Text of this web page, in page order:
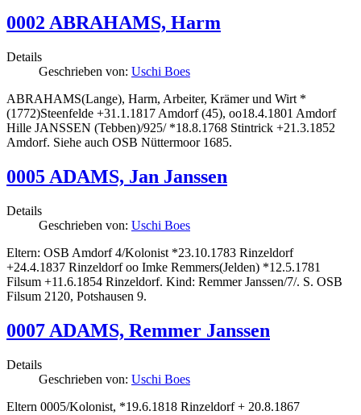
0002 ABRAHAMS, Harm
Details
Geschrieben von: Uschi Boes
ABRAHAMS(Lange), Harm, Arbeiter, Krämer und Wirt *
(1772)Steenfelde +31.1.1817 Amdorf (45), oo18.4.1801 Amdorf
Hille JANSSEN (Tebben)/925/ *18.8.1768 Stintrick +21.3.1852
Amdorf. Siehe auch OSB Nüttermoor 1685.
0005 ADAMS, Jan Janssen
Details
Geschrieben von: Uschi Boes
Eltern: OSB Amdorf 4/Kolonist *23.10.1783 Rinzeldorf
+24.4.1837 Rinzeldorf oo Imke Remmers(Jelden) *12.5.1781
Filsum +11.6.1854 Rinzeldorf. Kind: Remmer Janssen/7/. S. OSB
Filsum 2120, Potshausen 9.
0007 ADAMS, Remmer Janssen
Details
Geschrieben von: Uschi Boes
Eltern 0005/Kolonist, *19.6.1818 Rinzeldorf + 20.8.1867